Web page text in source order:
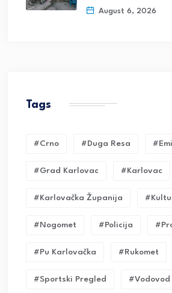
August 6, 2026
Tags
#crno #duga Resa
#grad Karlovac #karlovac
#karlovačka Županija
#nogomet #policija
#pu Karlovačka #rukomet
#sportski Pregled #vodovod